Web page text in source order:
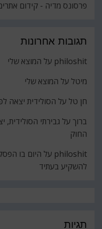
פרסונס מדיה - קידום אתרים
תגובות אחרונות
philoshit על המוצא שלי
מיטל על המוצא שלי
חן טל על הסולידית יצאה לפנסיה
ברוך על גבירתי הסולידית,
החוק
philoshit על היום בו
להשקיע בעתיד
תגיות